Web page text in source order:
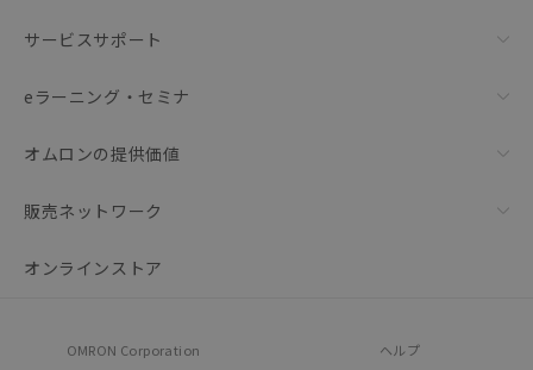
サービスサポート
eラーニング・セミナ
オムロンの提供価値
販売ネットワーク
オンラインストア
OMRON Corporation ヘルプ